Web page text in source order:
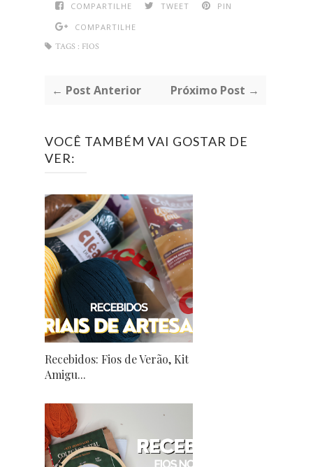
COMPARTILHE TWEET
PIN
COMPARTILHE
TAGS : FIOS
← Post Anterior Próximo Post →
VOCÊ TAMBÉM VAI GOSTAR DE
VER:
Recebidos: Fios de Verão, Kit
Amigu...